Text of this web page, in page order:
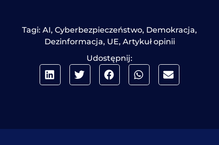
Tagi: AI, Cyberbezpieczeństwo, Demokracja,
Dezinformacja, UE, Artykuł opinii
Udostępnij: